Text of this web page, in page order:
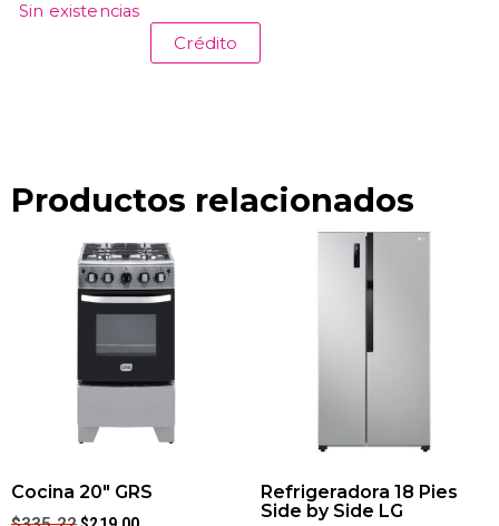
Sin existencias
Crédito
Productos relacionados
Cocina 20″ GRS
Refrigeradora 18 Pies
Side by Side LG